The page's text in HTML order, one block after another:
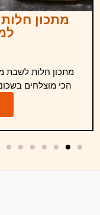
מתכון
מתכון חלות לשבת
הכי מוצלחים